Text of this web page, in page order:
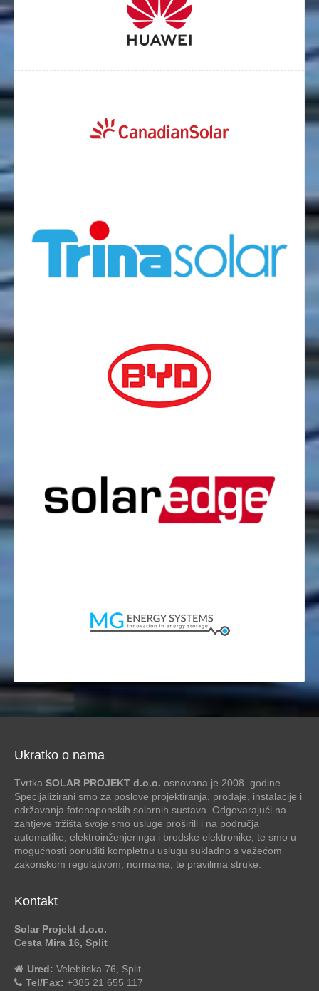
Ukratko o nama
Tvrtka SOLAR PROJEKT d.o.o. osnovana je 2008. godine.
Specijalizirani smo za poslove projektiranja, prodaje, instalacije i
održavanja fotonaponskih solarnih sustava. Odgovarajući na
zahtjeve tržišta svoje smo usluge proširili i na područja
automatike, elektroinženjeringa i brodske elektronike, te smo u
mogućnosti ponuditi kompletnu uslugu sukladno s važećom
zakonskom regulativom, normama, te pravilima struke.
Kontakt
Solar Projekt d.o.o.
Cesta Mira 16, Split
Ured: Velebitska 76, Split
Tel/Fax: +385 21 655 117